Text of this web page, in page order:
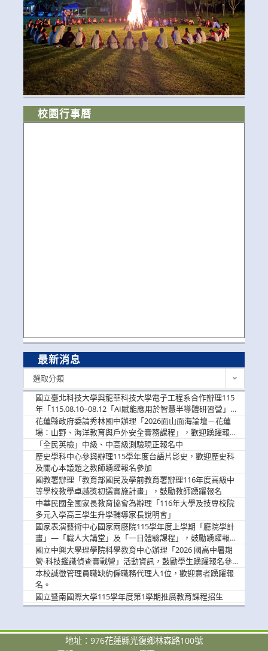
校園行事曆
最新消息
選取分類
國立臺北科技大學與龍華科技大學電子工程系合作辦理115
年「115.08.10~08.12「AI賦能應用於智慧半導體研習營」，
歡迎學生踴躍報名參加
花蓮縣政府委請秀林國中辦理「2026面山面海論壇－花蓮
場：山野、海洋教育與戶外安全實務課程」，歡迎踴躍報名
參加
「全民英檢」中級、中高級測驗現正報名中
歷史學科中心參與辦理115學年度台語片影史，歡迎歷史科
及關心本議題之教師踴躍報名參加
國教署辦理「教育部國民及學前教育署辦理116年度高級中
等學校教學卓越獎初選實施計畫」，鼓勵教師踴躍報名
中華民國全國家長教育協會為辦理「116年大學及技專校院
多元入學高三學生升學輔導家長說明會」
國家表演藝術中心國家兩廳院115學年度上學期「廳院學計
畫」—「職人大講堂」及「一日體驗課程」，鼓勵踴躍報名
參與。
國立中興大學理學院科學教育中心辦理「2026 國高中暑期
營-科技鑑識偵查實戰營」活動資訊，鼓勵學生踴躍報名參
加。
本校誠徵管理員職缺約僱職務代理人1位，歡迎意者踴躍報
名。
國立暨南國際大學115學年度第1學期推廣教育課程招生
地址：976花蓮縣光復鄉林森路100號